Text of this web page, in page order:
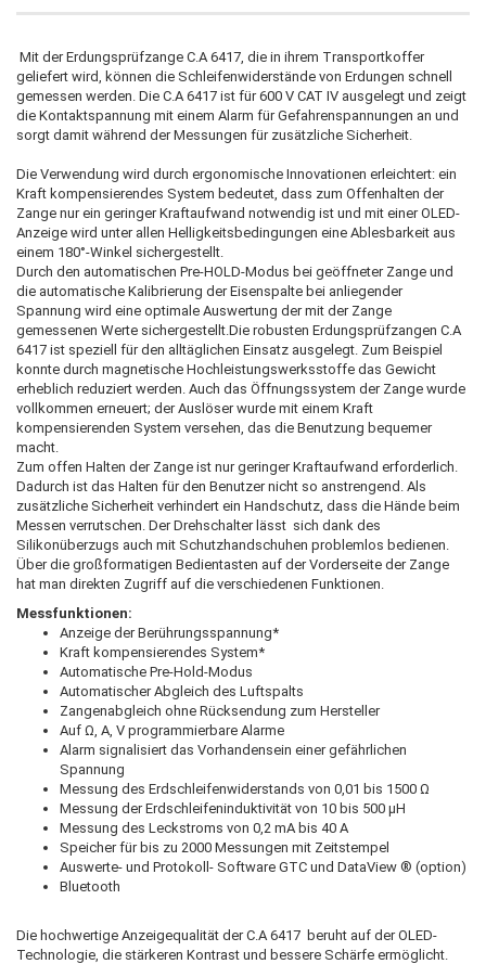
Mit der Erdungsprüfzange C.A 6417, die in ihrem Transportkoffer
geliefert wird, können die Schleifenwiderstände von Erdungen schnell
gemessen werden. Die C.A 6417 ist für 600 V CAT IV ausgelegt und zeigt
die Kontaktspannung mit einem Alarm für Gefahrenspannungen an und
sorgt damit während der Messungen für zusätzliche Sicherheit.
Die Verwendung wird durch ergonomische Innovationen erleichtert: ein
Kraft kompensierendes System bedeutet, dass zum Offenhalten der
Zange nur ein geringer Kraftaufwand notwendig ist und mit einer OLED-
Anzeige wird unter allen Helligkeitsbedingungen eine Ablesbarkeit aus
einem 180°-Winkel sichergestellt.
Durch den automatischen Pre-HOLD-Modus bei geöffneter Zange und
die automatische Kalibrierung der Eisenspalte bei anliegender
Spannung wird eine optimale Auswertung der mit der Zange
gemessenen Werte sichergestellt.Die robusten Erdungsprüfzangen C.A
6417 ist speziell für den alltäglichen Einsatz ausgelegt. Zum Beispiel
konnte durch magnetische Hochleistungswerksstoffe das Gewicht
erheblich reduziert werden. Auch das Öffnungssystem der Zange wurde
vollkommen erneuert; der Auslöser wurde mit einem Kraft
kompensierenden System versehen, das die Benutzung bequemer
macht.
Zum offen Halten der Zange ist nur geringer Kraftaufwand erforderlich.
Dadurch ist das Halten für den Benutzer nicht so anstrengend. Als
zusätzliche Sicherheit verhindert ein Handschutz, dass die Hände beim
Messen verrutschen. Der Drehschalter lässt sich dank des
Silikonüberzugs auch mit Schutzhandschuhen problemlos bedienen.
Über die großformatigen Bedientasten auf der Vorderseite der Zange
hat man direkten Zugriff auf die verschiedenen Funktionen.
Messfunktionen:
Anzeige der Berührungsspannung*
Kraft kompensierendes System*
Automatische Pre-Hold-Modus
Automatischer Abgleich des Luftspalts
Zangenabgleich ohne Rücksendung zum Hersteller
Auf Ω, A, V programmierbare Alarme
Alarm signalisiert das Vorhandensein einer gefährlichen
Spannung
Messung des Erdschleifenwiderstands von 0,01 bis 1500 Ω
Messung der Erdschleifeninduktivität von 10 bis 500 µH
Messung des Leckstroms von 0,2 mA bis 40 A
Speicher für bis zu 2000 Messungen mit Zeitstempel
Auswerte- und Protokoll- Software GTC und DataView ® (option)
Bluetooth
Die hochwertige Anzeigequalität der C.A 6417 beruht auf der OLED-
Technologie, die stärkeren Kontrast und bessere Schärfe ermöglicht.